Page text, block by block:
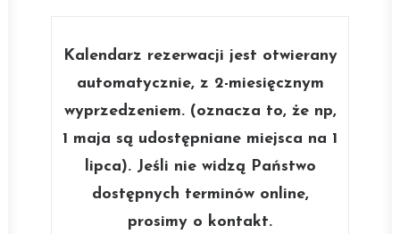
Kalendarz rezerwacji jest otwierany
automatycznie, z 2-miesięcznym
wyprzedzeniem. (oznacza to, że np,
1 maja są udostępniane miejsca na 1
lipca). Jeśli nie widzą Państwo
dostępnych terminów online,
prosimy o kontakt.